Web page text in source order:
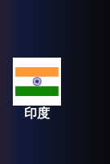
印度